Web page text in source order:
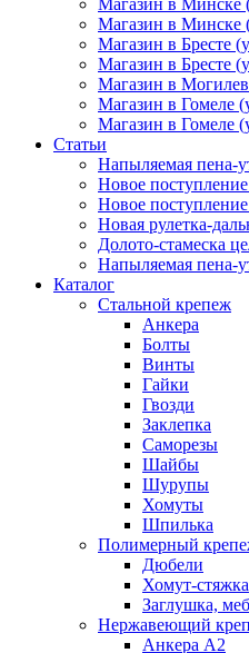
Магазин в Минске
Магазин в Минске
Магазин в Бресте
Магазин в Бресте
Магазин в
Магазин в Гомеле
Магазин в Гомеле
Статьи
Напыляемая пена-
Новое
Новое
Новая рулетка-
Долото-стамеска
Напыляемая пена-
Каталог
Стальной крепеж
Анкера
Болты
Винты
Гайки
Гвозди
Заклепка
Саморезы
Шайбы
Шурупы
Хомуты
Шпилька
Полимерный
Дюбели
Хомут-стяжка
Заглушка,
Нержавеющий
Анкера А2